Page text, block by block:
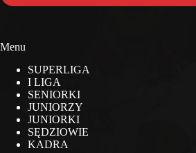
Menu
SUPERLIGA
I LIGA
SENIORKI
JUNIORZY
JUNIORKI
SĘDZIOWIE
KADRA